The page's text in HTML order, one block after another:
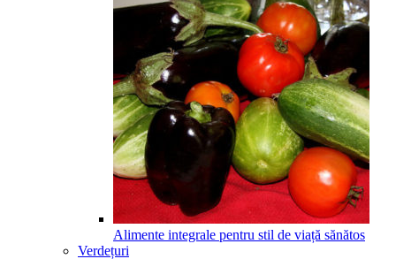
Alimente integrale pentru stil de viață sănătos
Verdețuri